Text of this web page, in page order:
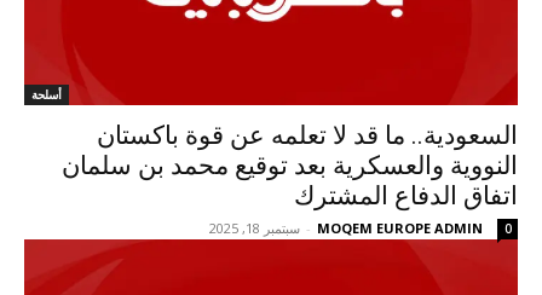
أسلحة
السعودية.. ما قد لا تعلمه عن قوة باكستان
النووية والعسكرية بعد توقيع محمد بن سلمان
اتفاق الدفاع المشترك
MOQEM EUROPE ADMIN
- سبتمبر 18, 2025 0